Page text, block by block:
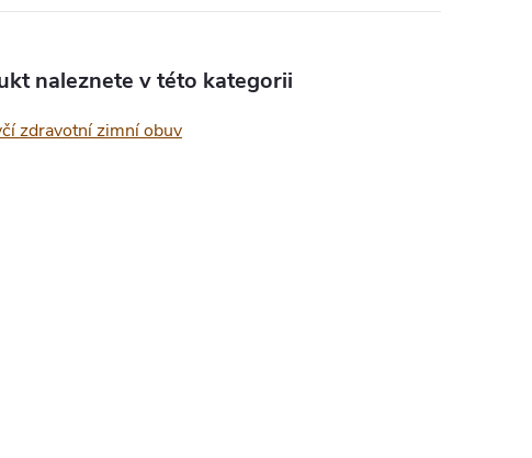
naleznete v této kategorii
zdravotní zimní obuv